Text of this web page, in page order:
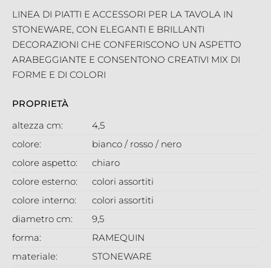
LINEA DI PIATTI E ACCESSORI PER LA TAVOLA IN
STONEWARE, CON ELEGANTI E BRILLANTI
DECORAZIONI CHE CONFERISCONO UN ASPETTO
ARABEGGIANTE E CONSENTONO CREATIVI MIX DI
FORME E DI COLORI
PROPRIETÀ
altezza cm:
4,5
colore:
bianco / rosso / nero
colore aspetto:
chiaro
colore esterno:
colori assortiti
colore interno:
colori assortiti
diametro cm:
9,5
forma:
RAMEQUIN
materiale:
STONEWARE